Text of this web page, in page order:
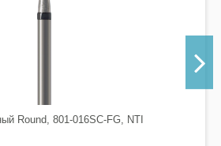
Round, 801-016SC-FG, NTI